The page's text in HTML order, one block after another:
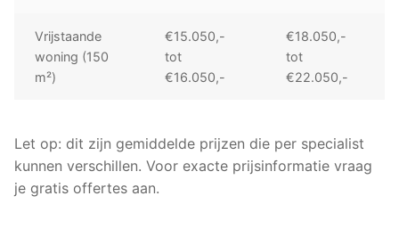
Vrijstaande
woning (150
m²)
€15.050,-
tot
€16.050,-
€18.050,-
tot
€22.050,-
Let op: dit zijn gemiddelde prijzen die per specialist
kunnen verschillen. Voor exacte prijsinformatie vraag
je gratis offertes aan.